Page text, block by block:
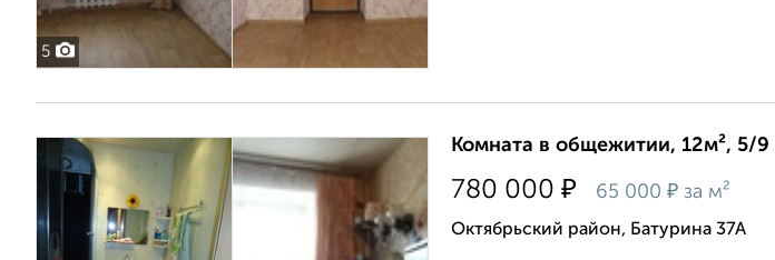
5
Комната в общежитии, 12м², 5/9
780 000 ₽ 65 000 ₽ за м²
Октябрьский район, Батурина 37А